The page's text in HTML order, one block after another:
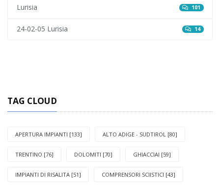
Lurisia 101
24-02-05 Lurisia 14
TAG CLOUD
APERTURA IMPIANTI [133] ALTO ADIGE - SUDTIROL [80]
TRENTINO [76] DOLOMITI [70] GHIACCIAI [59]
IMPIANTI DI RISALITA [51] COMPRENSORI SCIISTICI [43]